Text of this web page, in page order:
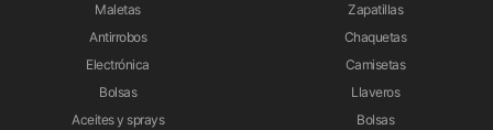
Maletas
Antirrobos
Electrónica
Bolsas
Aceites y sprays
Zapatillas
Chaquetas
Camisetas
Llaveros
Bolsas